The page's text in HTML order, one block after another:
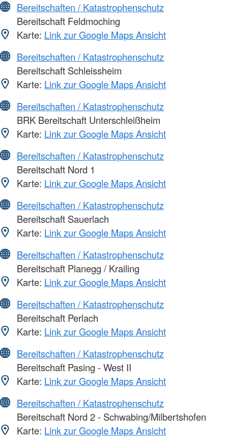
Bereitschaften / Katastrophenschutz
Bereitschaft Feldmoching
Karte: Link zur Google Maps Ansicht
Bereitschaften / Katastrophenschutz
Bereitschaft Schleissheim
Karte: Link zur Google Maps Ansicht
Bereitschaften / Katastrophenschutz
BRK Bereitschaft Unterschleißheim
Karte: Link zur Google Maps Ansicht
Bereitschaften / Katastrophenschutz
Bereitschaft Nord 1
Karte: Link zur Google Maps Ansicht
Bereitschaften / Katastrophenschutz
Bereitschaft Sauerlach
Karte: Link zur Google Maps Ansicht
Bereitschaften / Katastrophenschutz
Bereitschaft Planegg / Krailing
Karte: Link zur Google Maps Ansicht
Bereitschaften / Katastrophenschutz
Bereitschaft Perlach
Karte: Link zur Google Maps Ansicht
Bereitschaften / Katastrophenschutz
Bereitschaft Pasing - West II
Karte: Link zur Google Maps Ansicht
Bereitschaften / Katastrophenschutz
Bereitschaft Nord 2 - Schwabing/Milbertshofen
Karte: Link zur Google Maps Ansicht